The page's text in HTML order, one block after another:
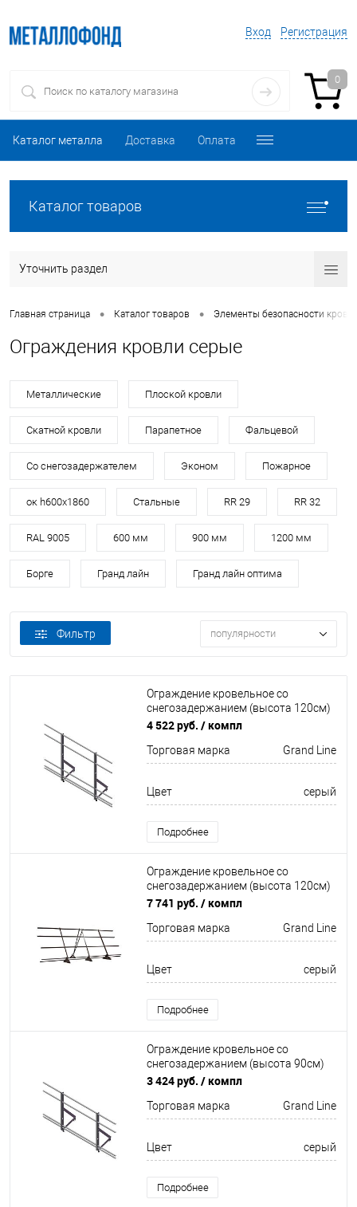
Вход Регистрация
0
Каталог металла Доставка Оплата
Каталог товаров
Уточнить раздел
Главная страница • Каталог товаров • Элементы безопасности
Ограждения кровли серые
Металлические Плоской кровли
Скатной кровли Парапетное Фальцевой
Со снегозадержателем Эконом Пожарное
ок h600х1860 Стальные RR 29 RR 32
RAL 9005 600 мм 900 мм 1200 мм
Борге Гранд лайн Гранд лайн оптима
Фильтр популярности
Ограждение кровельное со
снегозадержанием (высота 120см)
Optima Оцинков+порошковый окрас
4 522 руб. / компл
Торговая марка Grand Line
Цвет серый
Подробнее
Ограждение кровельное со
снегозадержанием (высота 120см)
Оцинков+порошковый окрас
7 741 руб. / компл
Торговая марка Grand Line
Цвет серый
Подробнее
Ограждение кровельное со
снегозадержанием (высота 90см)
Optima Оцинков+порошковый окрас
3 424 руб. / компл
Торговая марка Grand Line
Цвет серый
Подробнее